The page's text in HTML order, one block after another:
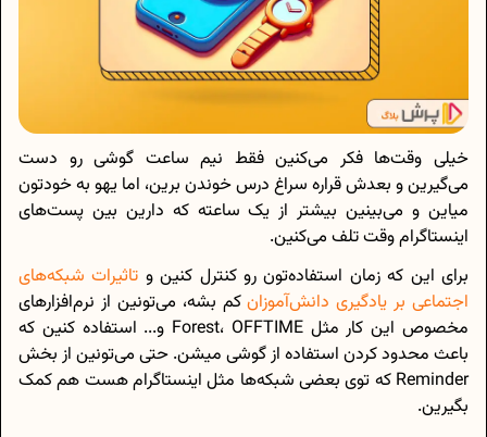
خیلی وقت‌ها فکر می‌کنین فقط نیم ساعت گوشی رو دست
می‌گیرین و بعدش قراره سراغ درس خوندن برین، اما یهو به خودتون
میاین و می‌بینین بیشتر از یک ساعته که دارین بین پست‌های
اینستاگرام وقت تلف می‌کنین.
برای این که زمان استفاده‌تون رو کنترل کنین و تاثیرات شبکه‌های
اجتماعی بر یادگیری دانش‌آموزانکم بشه، می‌تونین از نرم‌افزارهای
مخصوص این کار مثل Forest، OFFTIME و... استفاده کنین که
باعث محدود کردن استفاده از گوشی میشن. حتی می‌تونین از بخش
Reminder که توی بعضی شبکه‌ها مثل اینستاگرام هست هم کمک
بگیرین.